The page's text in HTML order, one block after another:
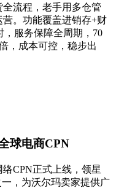
流程，老手用多仓管
。功能覆盖进销存+财
服务保障全周期，70
，成本可控，稳步出
球电商CPN
CPN正式上线，领星
，为沃尔玛卖家提供广